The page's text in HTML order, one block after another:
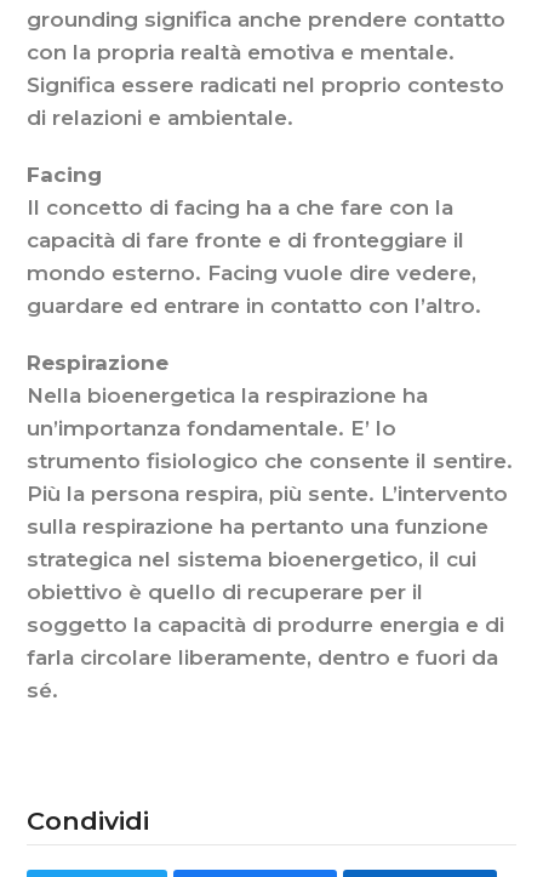
grounding significa anche prendere contatto
con la propria realtà emotiva e mentale.
Significa essere radicati nel proprio contesto
di relazioni e ambientale.
Facing
Il concetto di facing ha a che fare con la
capacità di fare fronte e di fronteggiare il
mondo esterno. Facing vuole dire vedere,
guardare ed entrare in contatto con l’altro.
Respirazione
Nella bioenergetica la respirazione ha
un’importanza fondamentale. E’ lo
strumento fisiologico che consente il sentire.
Più la persona respira, più sente. L’intervento
sulla respirazione ha pertanto una funzione
strategica nel sistema bioenergetico, il cui
obiettivo è quello di recuperare per il
soggetto la capacità di produrre energia e di
farla circolare liberamente, dentro e fuori da
sé.
Condividi